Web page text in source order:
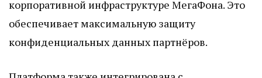
корпоративной инфраструктуре МегаФона. Это
обеспечивает максимальную защиту
конфиденциальных данных партнёров.